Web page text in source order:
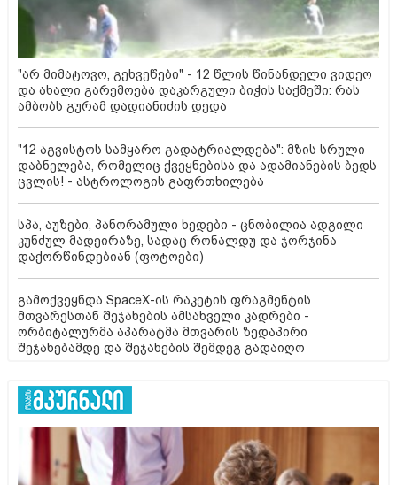
"არ მიმატოვო, გეხვეწები" - 12 წლის წინანდელი ვიდეო
და ახალი გარემოება დაკარგული ბიჭის საქმეში: რას
ამბობს გურამ დადიანიძის დედა
"12 აგვისტოს სამყარო გადატრიალდება": მზის სრული
დაბნელება, რომელიც ქვეყნებისა და ადამიანების ბედს
ცვლის! - ასტროლოგის გაფრთხილება
სპა, აუზები, პანორამული ხედები - ცნობილია ადგილი
კუნძულ მადეირაზე, სადაც რონალდუ და ჯორჯინა
დაქორწინდებიან (ფოტოები)
გამოქვეყნდა SpaceX-ის რაკეტის ფრაგმენტის
მთვარესთან შეჯახების ამსახველი კადრები -
ორბიტალურმა აპარატმა მთვარის ზედაპირი
შეჯახებამდე და შეჯახების შემდეგ გადაიღო